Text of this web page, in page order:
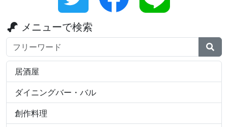
メニューで検索
検索ワード
居酒屋
ダイニングバー・バル
創作料理